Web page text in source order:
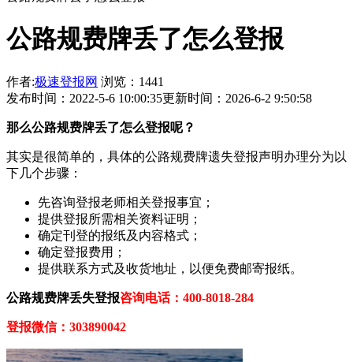
公路规费牌丢了怎么登报
作者:极速登报网 浏览：1441
发布时间：2022-5-6 10:00:35更新时间：2026-6-2 9:50:58
那么公路规费牌丢了怎么登报呢？
其实是很简单的，具体的公路规费牌遗失登报声明办理分为以
下几个步骤：
先咨询登报老师相关登报事宜；
提供登报所需相关资料证明；
确定刊登的报纸及内容格式；
确定登报费用；
提供联系方式及收货地址，以便免费邮寄报纸。
公路规费牌丢失登报咨询电话：400-8018-284
登报微信： 303890042